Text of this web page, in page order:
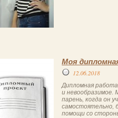
Моя
12.06.2018
Дипломная
и невообразимое.
парень, когда он
самостоятельно,
помощи со